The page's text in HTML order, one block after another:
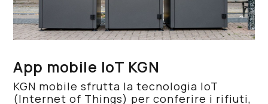
App mobile IoT KGN
KGN mobile sfrutta la tecnologia IoT
(Internet of Things) per conferire i rifiuti,